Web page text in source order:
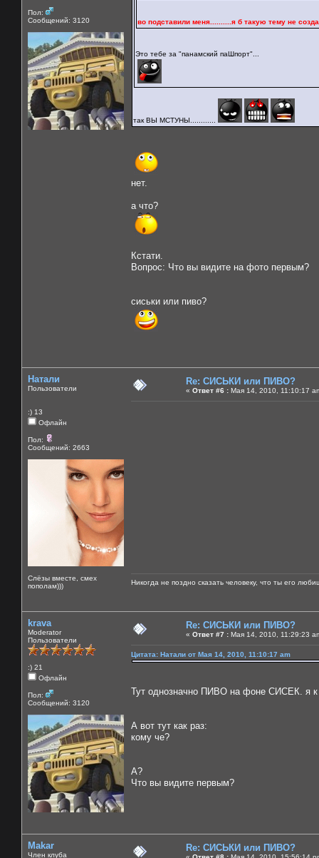
Пол:
Сообщений: 3120
во подставили меня..........я б такую тему не
Это тебе за "панамский паШпорт"...
так ВЫ МСТУНЫ............
нет.
а что?
Кстати.
Вопрос: Что вы видите на фото первым?
сиськи или пиво?
Натали
Пользователи
:) 13
Офлайн
Пол:
Сообщений: 2663
Слёзы вместе, смех
пополам)))
Re: СИСЬКИ или ПИВО?
« Ответ #6 : Мая 14, 2010, 11:10:17
Никогда не поздно сказать человеку, что ты его
krava
Moderator
Пользователи
:) 21
Офлайн
Пол:
Сообщений: 3120
Re: СИСЬКИ или ПИВО?
« Ответ #7 : Мая 14, 2010, 11:29:23
Цитата: Натали от Мая 14, 2010, 11:10:17 am
Тут однозначно ПИВО на фоне СИСЕК. я к
А вот тут как раз:
кому че?
А?
Что вы видите первым?
Makar
Член клуба
Re: СИСЬКИ или ПИВО?